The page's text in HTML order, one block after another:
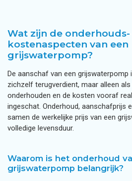
Wat zijn de onderhouds-
kostenaspecten van een
grijswaterpomp?
De aanschaf van een grijswaterpomp
zichzelf terugverdient, maar alleen
onderhouden en de kosten vooraf
ingeschat. Onderhoud, aanschafprijs
samen de werkelijke prijs van een
volledige levensduur.
Waarom is het onderhoud
grijswaterpomp belangrijk?